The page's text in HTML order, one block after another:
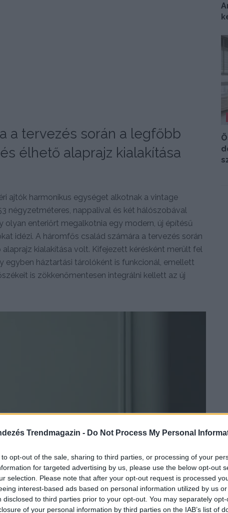
Trendmagazin - Do Not Process My Personal
to opt-out of the sale, sharing to third parties, or processing of your
for targeted advertising by us, please use the below opt-out
selection. Please note that after your opt-out request is processed
interest-based ads based on personal information utilized by us
disclosed to third parties prior to your opt-out. You may separately
of your personal information by third parties on the IAB’s list of
a tervezés során a legfőbb
élhető alaprajz kialakítása
ajtók harmonikus egységet alkotnak a vintage
négyzetméteres, nappalival és két hálószobával
olyan enteriőrt megalkotnia egy modern, új építésű
idézi. A háromfős család számára a tervezés során
kialakítása volt. Kifejezett kérésként merült fel
egyben háztartási tárolóként is funkcionál, emellett
is zökkenőmentesen integrálni kellett az új